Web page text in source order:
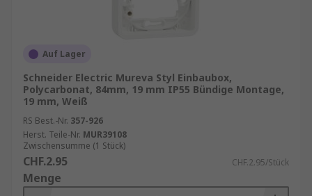
Auf Lager
Schneider Electric Mureva Styl Einbaubox,
Polycarbonat, 84mm, 19 mm IP55 Bündige Montage,
19 mm, Weiß
RS Best.-Nr. 357-926
Herst. Teile-Nr. MUR39108
Zwischensumme (1 Stück)
CHF.2.95 CHF.2.95/Stück
Menge